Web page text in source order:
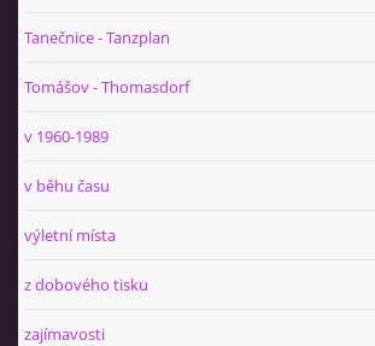
Tanečnice - Tanzplan
Tomášov - Thomasdorf
v 1960-1989
v běhu času
výletní místa
z dobového tisku
zajímavosti